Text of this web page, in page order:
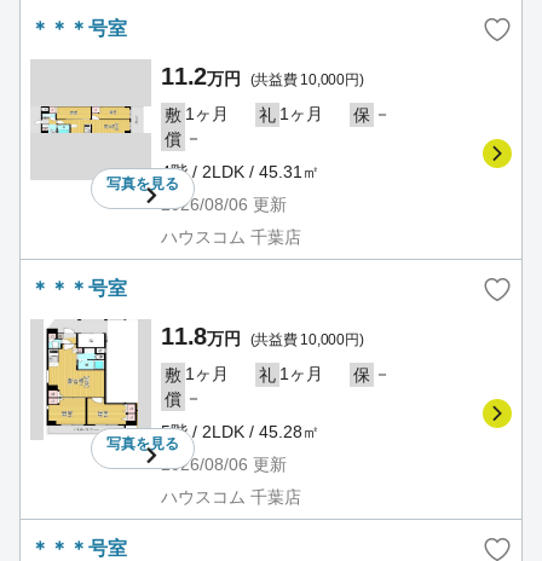
＊＊＊号室
写真を見る
11.2万円 (共益費 10,000円)
敷 1ヶ月 礼 1ヶ月 保 －
償 －
4階 / 2LDK / 45.31㎡
2026/08/06 更新
ハウスコム 千葉店
＊＊＊号室
写真を見る
11.8万円 (共益費 10,000円)
敷 1ヶ月 礼 1ヶ月 保 －
償 －
5階 / 2LDK / 45.28㎡
2026/08/06 更新
ハウスコム 千葉店
＊＊＊号室